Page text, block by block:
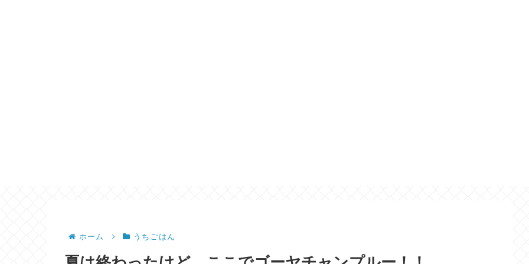
ホーム うちごはん